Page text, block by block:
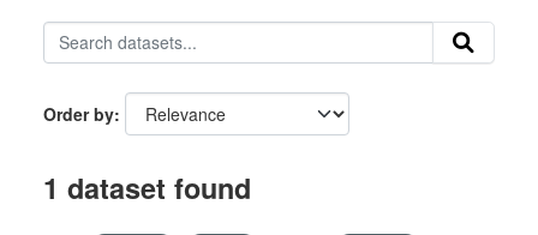
Order by
1 dataset found